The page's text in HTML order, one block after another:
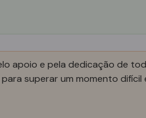
apoio e pela dedicação de
superar um momento difícil